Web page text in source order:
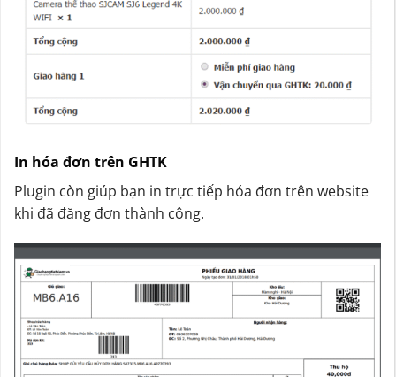
In hóa đơn trên GHTK
Plugin còn giúp bạn in trực tiếp hóa đơn trên website
khi đã đăng đơn thành công.